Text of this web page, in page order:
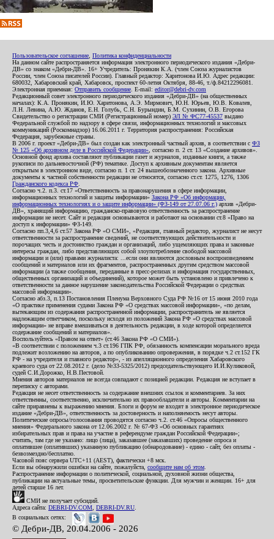
Пользовательское соглашение Политика конфиденциальности
На данном сайте распространяется информация электронного периодического издания «Дебри-
ДВ» со знаком «Дебри-ДВ». 16+ Учредитель: Пронякин К.А. (член Союза журналистов
России, член Союза писателей России). Главный редактор: Харитонова И.Ю. Адрес редакции:
680032, Хабаровский край, Хабаровск, проспект 60-летия Октября, 88-46, т./ф.84212296081.
Электронная приемная: Отправить сообщение . E-mail: editor@debri-dv.com
Редакционный совет электронного периодического издания «Дебри-ДВ» (на общественных
началах): К.А. Пронякин, И.Ю. Харитонова, А.Э. Мирмович, Ю.Н. Юрьев, Ю.В. Ковалев,
Л.Н. Левина, А.Ю. Жданов, Е.Н. Голубь, С.Н. Бурындин, Б.М. Сухинин, О.В. Егорова
Свидетельство о регистрации СМИ (Регистрационный номер) ЭЛ № ФС77-45537 выдано
Федеральной службой по надзору в сфере связи, информационных технологий и массовых
коммуникаций (Роскомнадзор) 16.06.2011 г. Территория распространения: Российская
Федерация, зарубежные страны.
В 2006 г. проект «Дебри-ДВ» был создан как электронный частный архив, в соответствии с ФЗ
№ 125 «Об архивном деле в Российской Федерации» , согласно п. 2 ст. 13 «Создание архивов».
Основной фонд архива составляют публикации газет и журналов, изданные книги, а также
рукописи по дальневосточной (РФ) тематике. Доступ к архивным документам является
открытым в электронном виде, согласно п. 1 ст. 24 вышеобозначенного закона. Архивные
документы к частной собственности редакции не относятся, согласно ст.ст. 1275, 1276, 1306
Гражданского кодекса РФ
Согласно ч.2. п.3. ст.17 «Ответственность за правонарушения в сфере информации,
информационных технологий и защиты информации» Закона РФ «Об информации,
информационных технологиях и о защите информации» (ФЗ-149 от 27.07.06 г.) архив «Дебри-
ДВ», хранящий информацию, гражданско-правовую ответственность за распространение
информации не несет. Сайт и редакция основываются и работают на основании ст.8 «Право на
доступ к информации» ФЗ-149.
Согласно пп.3,4,6 ст.57 Закона РФ «О СМИ», «Редакция, главный редактор, журналист не несут
ответственности за распространение сведений, не соответствующих действительности и
порочащих честь и достоинство граждан и организаций, либо ущемляющих права и законные
интересы граждан, либо представляющих собой злоупотребление свободой массовой
информации и (или) правами журналиста: ...если они являются дословным воспроизведением
сообщений и материалов или их фрагментов, распространенных другим средством массовой
информации (а также сообщения, переданные в пресс-релизах и информация государственных,
общественных организаций и объединений), которое может быть установлено и привлечено к
ответственности за данное нарушение законодательства Российской Федерации о средствах
массовой информации».
Согласно абз.3, п.13 Постановления Пленума Верховного Суда РФ №16 от 15 июня 2010 года
«О практике применения судами Закона РФ «О средствах массовой информации», «по делам,
вытекающим из содержания распространенной информации, распространитель не является
надлежащим ответчиком, поскольку исходя из положений Закона РФ «О средствах массовой
информации» не вправе вмешиваться в деятельность редакции, в ходе которой определяется
содержание сообщений и материалов».
Воспользуйтесь «Правом на ответ» (ст.46 Закона РФ «О СМИ»).
«В соответствии с положением ч.3 ст.196 ГПК РФ, обязанность компенсации морального вреда
подлежит возложению на авторов, а по опубликованию опровержения, в порядке ч.2 ст.152 ГК
РФ - на учредителя и главного редактор», - из апелляционного определения Хабаровского
краевого суда от 22.08.2012 г. (дело №33-5325/2012) председательствующего И.И.Куликовой,
судей С.И.Дорожко, Н.В.Пестовой.
Мнения авторов материалов не всегда совпадают с позицией редакции. Редакция не вступает в
переписку с авторами.
Редакция не несет ответственность за содержание внешних ссылок и комментариев. За них
ответственны, соответственно, исключительно их правообладатели и авторы. Комментарии на
сайте приравнены к выражению мнения. Блоги и форум не входят в электронное периодическое
издание «Дебри-ДВ», ответственность за достоверность и наполняемость несут авторы.
Политические опросы/голосования проводятся согласно ч.2. ст.46 «Опросы общественного
мнения» Федерального закона от 12.06.2002 г. № 67-ФЗ «Об основных гарантиях
избирательных прав и права на участие в референдуме граждан Российской Федерации»;
считать, там где не указано: лицо (лица), заказавшее (заказавших) проведение опроса и
оплатившее (оплативших) указанную публикацию (обнародование) - едино - сайт, без оплаты -
безвозмездно/бесплатно.
Часовой пояс сервера UTC+11 (AEST), фактически +8 мск.
Если вы обнаружили ошибки на сайте, пожалуйста, сообщите нам об этом
Распространение информации о политической, социальной, духовной жизни общества,
публикации на актуальные темы, просветительские функции. Для мужчин и женщин. 16+ для
детей старше 16 лет.
СМИ не получает субсидий.
Адреса сайта: DEBRI-DV.COM DEBRI-DV.RU
В социальных сетях:
© Дебри-ДВ, 20.04.2006 - 2026